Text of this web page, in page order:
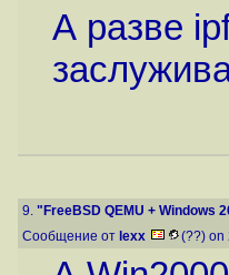
А разве
9. "FreeBSD QEMU + Windows
Сообщение от lexx (??) on